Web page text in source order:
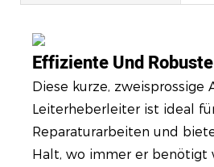
Effiziente Und
Diese kurze, zweisprossige
Leiterheberleiter ist ideal
Reparaturarbeiten und
Halt, wo immer er benötigt